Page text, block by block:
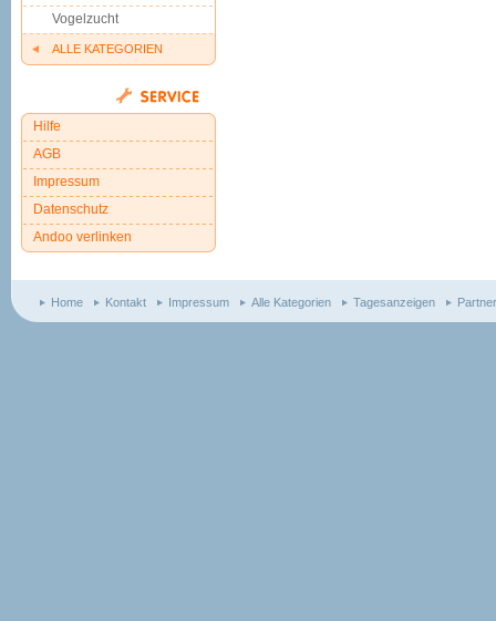
Vogelzucht
ALLE KATEGORIEN
Hilfe
AGB
Impressum
Datenschutz
Andoo verlinken
Home Kontakt Impressum Alle Kategorien Tagesanzeigen Partner